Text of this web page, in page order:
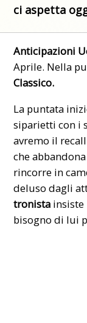
ci aspetta
Anticipazioni
Aprile. Nella
Classico.
La puntata
siparietti con i
avremo il
che
rincorre in
deluso dagli
tronista insiste
bisogno di lui